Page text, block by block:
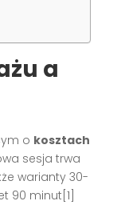
a
o kosztach
sesja trwa
warianty 30-
90 minut[1]